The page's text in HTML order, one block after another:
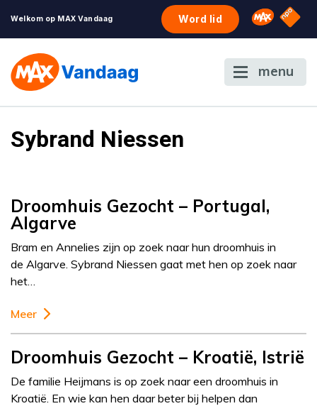
Welkom op MAX Vandaag Word lid Omroep
NPO
menu
Sybrand Niessen
Droomhuis Gezocht – Portugal,
Algarve
Bram en Annelies zijn op zoek naar hun droomhuis in
de Algarve. Sybrand Niessen gaat met hen op zoek naar
het…
Meer
Droomhuis Gezocht – Kroatië, Istrië
De familie Heijmans is op zoek naar een droomhuis in
Kroatië. En wie kan hen daar beter bij helpen dan